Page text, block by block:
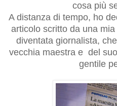
cosa più
A distanza di tempo, ho
articolo scritto da una
diventata giornalista,
vecchia maestra e del
gentile